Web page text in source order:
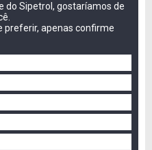
do Sipetrol, gostaríamos de
preferir, apenas confirme